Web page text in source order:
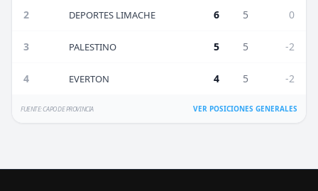
2 DEPORTES LIMACHE 6 5 0
3 PALESTINO 5 5 -2
4 EVERTON 4 5 -2
FUENTE: CAPO DE PROVINCIA VER POSICIONES GENERALES